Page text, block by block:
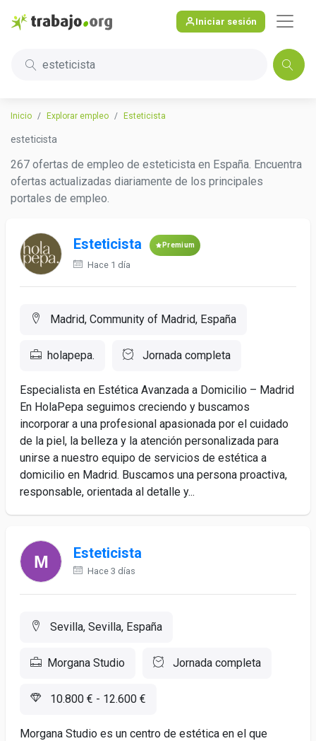
Iniciar sesión
esteticista
Inicio Explorar empleo Esteticista
esteticista
267 ofertas de empleo de esteticista en España. Encuentra
ofertas actualizadas diariamente de los principales
portales de empleo.
Esteticista Premium
Hace 1 día
Madrid, Community of Madrid, España
holapepa. Jornada completa
Especialista en Estética Avanzada a Domicilio – Madrid
En HolaPepa seguimos creciendo y buscamos
incorporar a una profesional apasionada por el cuidado
de la piel, la belleza y la atención personalizada para
unirse a nuestro equipo de servicios de estética a
domicilio en Madrid. Buscamos una persona proactiva,
responsable, orientada al detalle y...
Esteticista
Hace 3 días
Sevilla, Sevilla, España
Morgana Studio Jornada completa
10.800 € - 12.600 €
Morgana Studio es un centro de estética en el que